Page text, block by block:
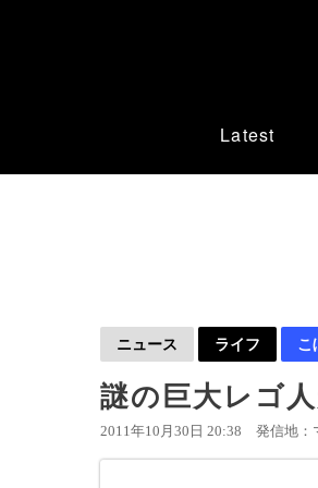
Latest
ニュース ライフ こ
謎の巨大レゴ
2011年10月30日 20:38 発信地：